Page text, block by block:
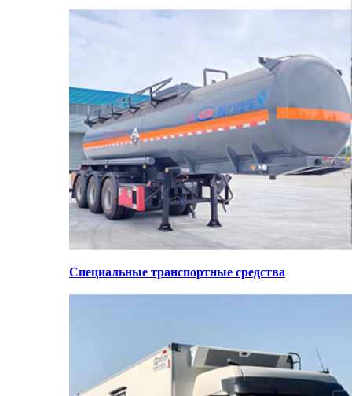
Специальные транспортные средства